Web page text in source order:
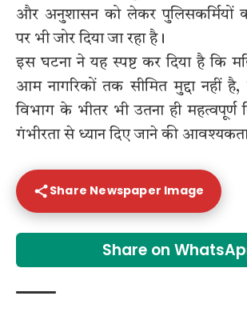
और अनुशासन को लेकर पुलिसकर्मियों
पर भी जोर दिया जा रहा है।
इस घटना ने यह स्पष्ट कर दिया है कि
आम नागरिकों तक सीमित मुद्दा नहीं
विभाग के भीतर भी उतना ही महत्वपूर्ण
गंभीरता से ध्यान दिए जाने की
Share Newspaper Image
Share on